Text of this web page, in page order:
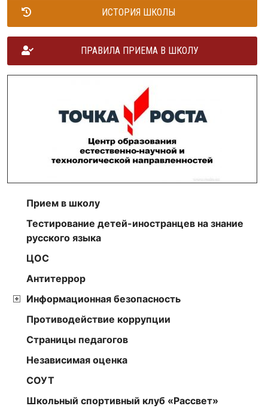
ИСТОРИЯ ШКОЛЫ
ПРАВИЛА ПРИЕМА В ШКОЛУ
Прием в школу
Тестирование детей-иностранцев на знание
русского языка
ЦОС
Антитеррор
Информационная безопасность
Противодействие коррупции
Страницы педагогов
Независимая оценка
СОУТ
Школьный спортивный клуб «Рассвет»